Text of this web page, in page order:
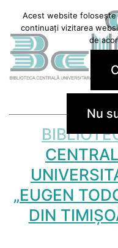
conținut
„EUGEN
DIN
Acest website folosește
continuați vizitarea
de
Nu